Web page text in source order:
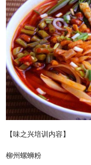
【味之兴培训内容】
柳州螺蛳粉